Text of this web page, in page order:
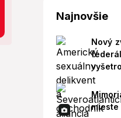
Najnovšie
Nový